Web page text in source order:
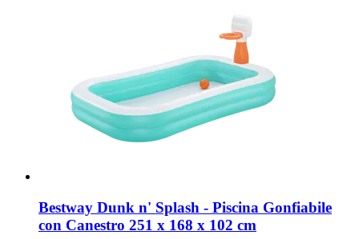
Bestway Dunk n' Splash -​ Piscina Gonfiabile
con Canestro 251 x 168 x 102 cm